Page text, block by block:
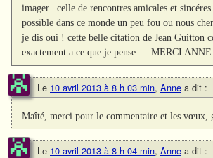
imager.. celle de rencontres amicales et
possible dans ce monde un peu fou ou nous
je dis oui ! cette belle citation de Jean Guitton
exactement a ce que je pense…..MERCI ANNE
Le 10 avril 2013 à 8 h 03 min, Anne a dit :
Maîté, merci pour le commentaire et les vœux,
Le 10 avril 2013 à 8 h 04 min, Anne a dit :